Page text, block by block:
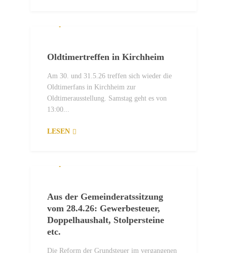
Oldtimertreffen in Kirchheim
Am 30. und 31.5.26 treffen sich wieder die
Oldtimerfans in Kirchheim zur
Oldtimerausstellung. Samstag geht es von
13:00...
LESEN
Aus der Gemeinderatssitzung
vom 28.4.26: Gewerbesteuer,
Doppelhaushalt, Stolpersteine
etc.
Die Reform der Grundsteuer im vergangenen